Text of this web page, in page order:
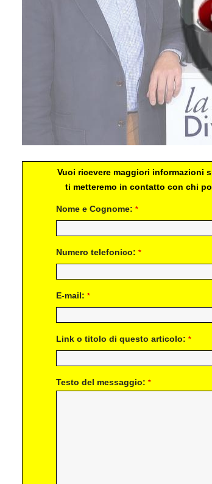
Vuoi ricevere maggiori informazioni
ti metteremo in contatto con chi
Nome e Cognome: *
Numero telefonico: *
E-mail: *
Link o titolo di questo articolo: *
Testo del messaggio: *